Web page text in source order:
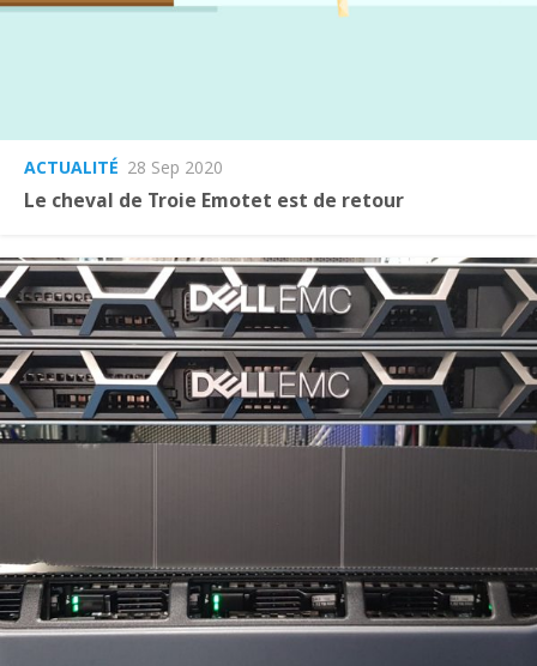
ACTUALITÉ 28 Sep 2020
Le cheval de Troie Emotet est de retour